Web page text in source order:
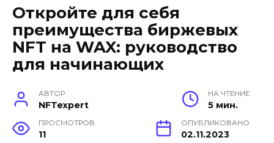
Откройте для себя
преимущества биржевых
NFT на WAX: руководство
для начинающих
АВТОР
NFTexpert
НА ЧТЕНИЕ
5 мин.
ПРОСМОТРОВ
11
ОПУБЛИКОВАНО
02.11.2023